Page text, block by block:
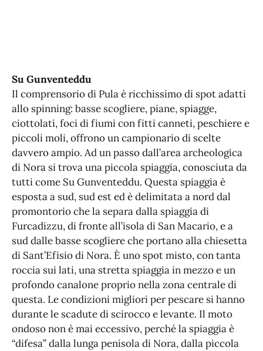
Su Gunventeddu
Il comprensorio di Pula è ricchissimo di spot adatti
allo spinning: basse scogliere, piane, spiagge,
ciottolati, foci di fiumi con fitti canneti, peschiere e
piccoli moli, offrono un campionario di scelte
davvero ampio. Ad un passo dall’area archeologica
di Nora si trova una piccola spiaggia, conosciuta da
tutti come Su Gunventeddu. Questa spiaggia è
esposta a sud, sud est ed è delimitata a nord dal
promontorio che la separa dalla spiaggia di
Furcadizzu, di fronte all’isola di San Macario, e a
sud dalle basse scogliere che portano alla chiesetta
di Sant’Efisio di Nora. È uno spot misto, con tanta
roccia sui lati, una stretta spiaggia in mezzo e un
profondo canalone proprio nella zona centrale di
questa. Le condizioni migliori per pescare si hanno
durante le scadute di scirocco e levante. Il moto
ondoso non è mai eccessivo, perché la spiaggia è
“difesa” dalla lunga penisola di Nora, dalla piccola